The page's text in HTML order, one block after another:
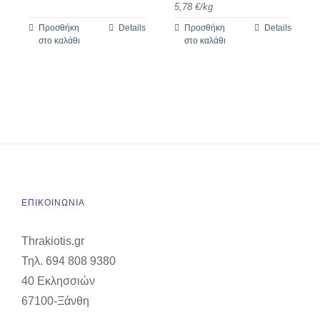
Προσθήκη
στο καλάθι
Details
5,78 €/kg
Προσθήκη
στο καλάθι
Details
ΕΠΙΚΟΙΝΩΝΙΑ
Thrakiotis.gr
Τηλ. 694 808 9380
40 Εκλησσιών
67100-Ξάνθη